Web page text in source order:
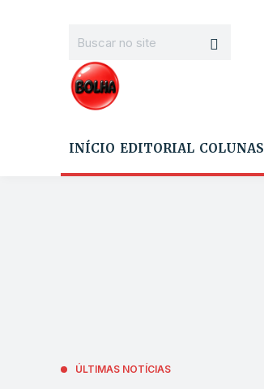
INÍCIO EDITORIAL COLUNAS
ÚLTIMAS NOTÍCIAS